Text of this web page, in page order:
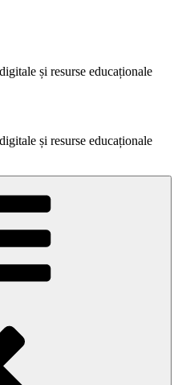
și resurse educaționale
și resurse educaționale